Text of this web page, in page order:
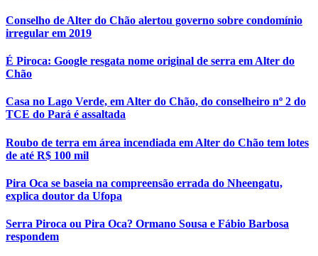
Conselho de Alter do Chão alertou governo sobre condomínio
irregular em 2019
É Piroca: Google resgata nome original de serra em Alter do
Chão
Casa no Lago Verde, em Alter do Chão, do conselheiro nº 2 do
TCE do Pará é assaltada
Roubo de terra em área incendiada em Alter do Chão tem lotes
de até R$ 100 mil
Pira Oca se baseia na compreensão errada do Nheengatu,
explica doutor da Ufopa
Serra Piroca ou Pira Oca? Ormano Sousa e Fábio Barbosa
respondem